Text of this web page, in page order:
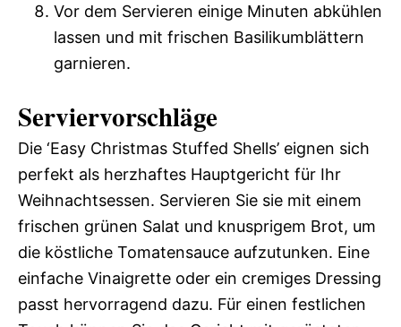
Vor dem Servieren einige Minuten abkühlen
lassen und mit frischen Basilikumblättern
garnieren.
Serviervorschläge
Die ‘Easy Christmas Stuffed Shells’ eignen sich
perfekt als herzhaftes Hauptgericht für Ihr
Weihnachtsessen. Servieren Sie sie mit einem
frischen grünen Salat und knusprigem Brot, um
die köstliche Tomatensauce aufzutunken. Eine
einfache Vinaigrette oder ein cremiges Dressing
passt hervorragend dazu. Für einen festlichen